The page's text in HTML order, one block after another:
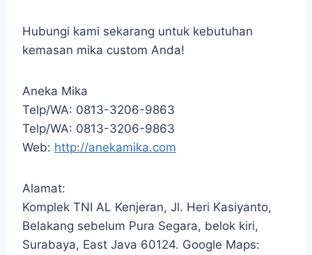
Hubungi kami sekarang untuk kebutuhan
kemasan mika custom Anda!
Aneka Mika
Telp/WA: 0813-3206-9863
Telp/WA: 0813-3206-9863
Web: http://anekamika.com
Alamat:
Komplek TNI AL Kenjeran, Jl. Heri Kasiyanto,
Belakang sebelum Pura Segara, belok kiri,
Surabaya, East Java 60124. Google Maps: